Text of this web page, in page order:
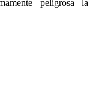
peligrosa la